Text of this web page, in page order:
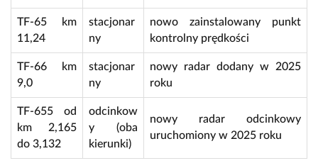
TF-65 km
11,24
stacjonar
ny
nowo zainstalowany punkt
kontrolny prędkości
TF-66 km
9,0
stacjonar
ny
nowy radar dodany w 2025
roku
TF-655 od
km 2,165
do 3,132
odcinkow
y (oba
kierunki)
nowy radar odcinkowy
uruchomiony w 2025 roku